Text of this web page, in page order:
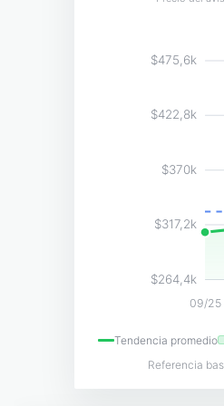
$264,4k
$317,2k
$370k
$422,8k
$475,6k
09/25
Tendencia promedio
Referencia